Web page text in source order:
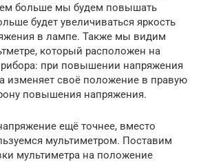
больше мы будем повышать
будет увеличиваться яркость
в лампе. Также мы видим
который расположен на
при повышении напряжения
изменяет своё положение в правую
повышения напряжения.
ещё точнее, вместо
мультиметром. Поставим
мультиметра на положение